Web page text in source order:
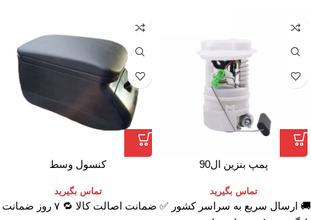
پمپ بنزین ال90
تماس بگیرید
کنسول وسط
تماس بگیرید
🚚 ارسال سریع به سراسر کشور ✅ ضمانت اصالت کالا 🔁 ۷ روز ضمانت